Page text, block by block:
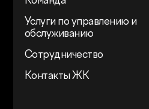
Услуги по управлению и
обслуживанию
Сотрудничество
Контакты ЖК